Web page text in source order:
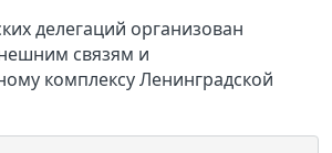
делегаций организован
связям и
комплексу Ленинградской